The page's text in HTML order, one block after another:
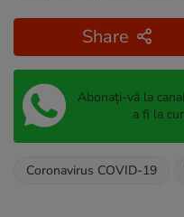
Share
Abonați-vă la
a fi la
Coronavirus COVID-19